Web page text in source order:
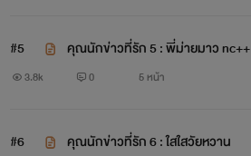
#5 คุณนักข่าวที่รัก 5 : พี่ม่ายมาว nc++
3.8k 0 5 หน้า
#6 คุณนักข่าวที่รัก 6 : ใสใสวัยหวาน